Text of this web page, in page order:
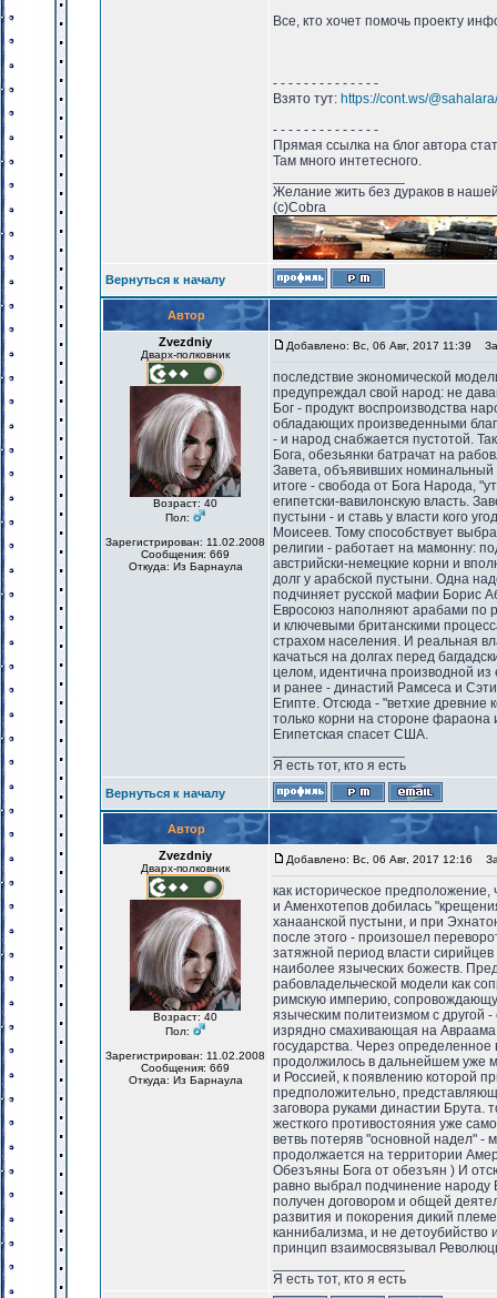
Все, кто хочет помочь проекту
- - - - - - - - - - - - - -
Взято тут: https://cont.ws/
- - - - - - - - - - - - - -
Прямая ссылка на блог автора
Там много интетесного.
Желание жить без дураков в
(с)Cobra
Вернуться к началу
Автор
Zvezdniy
Дварх-полковник
Возраст: 40
Пол:
Зарегистрирован: 11.02.2008
Сообщения: 669
Откуда: Из Барнаула
Добавлено: Вс, 06 Авг, 2017 11:39
последствие экономической
предупреждал свой народ: не
Бог - продукт воспроизводства
обладающих произведенными
- и народ снабжается пустотой.
Бога, обезьянки батрачат на
Завета, объявивших номинальный
итоге - свобода от Бога Народа,
египетски-вавилонскую власть.
пустыни - и ставь у власти кого
Моисеев. Тому способствует
религии - работает на мамонну:
австрийски-немецкие корни и
долг у арабской пустыни. Одна
подчиняет русской мафии Борис
Евросоюз наполняют арабами по
и ключевыми британскими
страхом населения. И реальная
качаться на долгах перед
целом, идентична производной из
и ранее - династий Рамсеса и
Египте. Отсюда - "ветхие
только корни на стороне
Египетская спасет США.
Я есть тот, кто я есть
Вернуться к началу
Автор
Zvezdniy
Дварх-полковник
Возраст: 40
Пол:
Зарегистрирован: 11.02.2008
Сообщения: 669
Откуда: Из Барнаула
Добавлено: Вс, 06 Авг, 2017 12:16
как историческое предположение,
и Аменхотепов добилась
ханаанской пустыни, и при
после этого - произошел
затяжной период власти
наиболее языческих божеств.
рабовладельческой модели как
римскую империю,
языческим политеизмом с другой
изрядно смахивающая на Авраама
государства. Через
продолжилось в дальнейшем уже
и Россией, к появлению которой
предположительно,
заговора руками династии
жесткого противостояния уже
ветвь потеряв "основной надел" -
продолжается на территории
Обезъяны Бога от обезъян ) И
равно выбрал подчинение народу
получен договором и общей
развития и покорения дикий
каннибализма, и не детоубийство
принцип взаимосвязывал
Я есть тот, кто я есть